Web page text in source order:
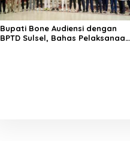
Bupati Bone Audiensi dengan
BPTD Sulsel, Bahas Pelaksanaan